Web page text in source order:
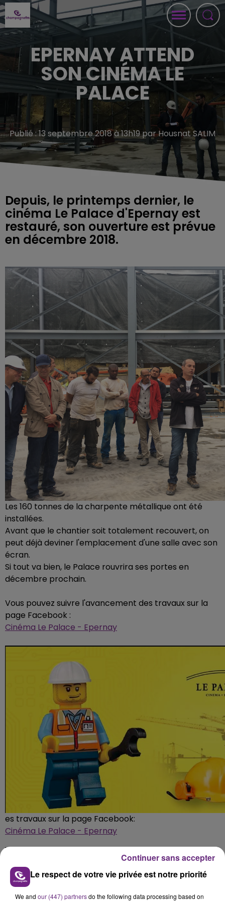
EPERNAY ATTEND
SON CINÉMA LE
PALACE
Publié : 13 septembre 2018 à 13h19 par Housnat SALIM
Depuis, le printemps dernier, le
cinéma Le Palace d'Epernay est
restauré, son ouverture est prévue
en décembre 2018.
Les 160 tonnes de la charpente métallique ont été
installées.
Avant que le chantier soit totalement recouvert, on
peut déjà deviner l'emplacement d'une salle avec son
écran.
Si tout va bien, le Palace rouvrira ses portes en
décembre prochain.
Vous pouvez suivre l'avancement des travaux sur la
page Facebook :
Cinéma Le Palace - Epernay
es travaux sur la page Facebook:
Cinéma Le Palace - Epernay
Le respect de votre vie privée est notre priorité
We and our (447) partnersdo the following data processing based on
Continuer sans accepter